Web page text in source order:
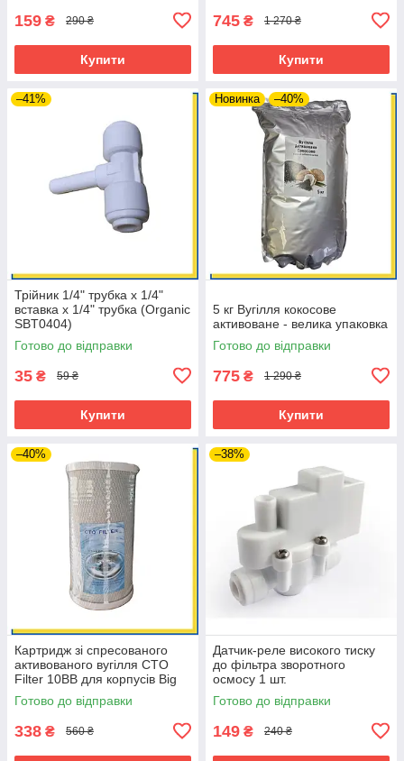
159 ₴ 290 ₴
Купити
745 ₴ 1 270 ₴
Купити
–41%
Трійник 1/4" трубка х 1/4"
вставка х 1/4" трубка (Organic
SBT0404)
Готово до відправки
35 ₴ 59 ₴
Купити
Новинка –40%
5 кг Вугілля кокосове
активоване - велика упаковка
Готово до відправки
775 ₴ 1 290 ₴
Купити
–40%
Картридж зі спресованого
активованого вугілля CTO
Filter 10BB для корпусів Big
Blue 10"
Готово до відправки
338 ₴ 560 ₴
–38%
Датчик-реле високого тиску
до фільтра зворотного
осмосу 1 шт.
Готово до відправки
149 ₴ 240 ₴